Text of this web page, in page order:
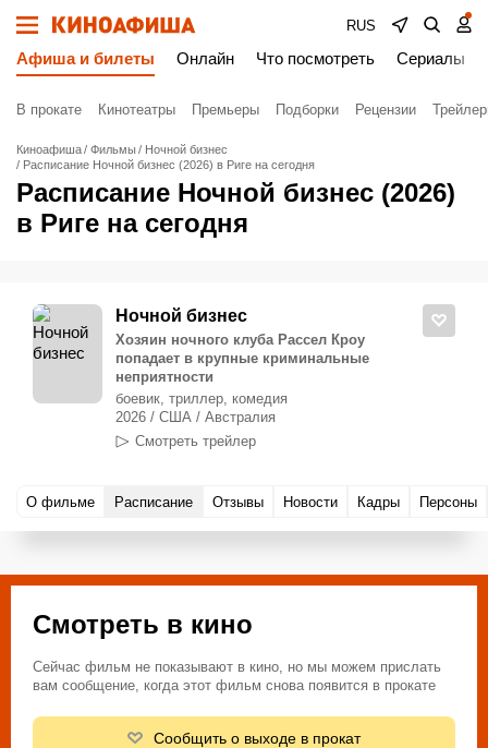
RUS
Афиша и билеты Онлайн Что посмотреть Сериалы
В прокате Кинотеатры Премьеры Подборки Рецензии
Киноафиша Фильмы
Ночной бизнес
Расписание Ночной бизнес (2026) в Риге на сегодня
Расписание Ночной бизнес (2026)
в Риге на сегодня
Ночной бизнес
Хозяин ночного клуба Рассел Кроу
попадает в крупные криминальные
неприятности
боевик, триллер, комедия
2026 / США / Австралия
Смотреть трейлер
О фильме Расписание Отзывы Новости Кадры Персоны
Смотреть в кино
Сейчас фильм не показывают в кино, но мы можем прислать
вам сообщение, когда этот фильм снова появится в прокате
Сообщить о выходе в прокат